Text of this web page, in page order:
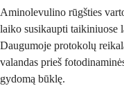
Aminolevulino rūgšties
laiko susikaupti taikiniuose
Daugumoje protokolų
valandas prieš
gydomą būklę.